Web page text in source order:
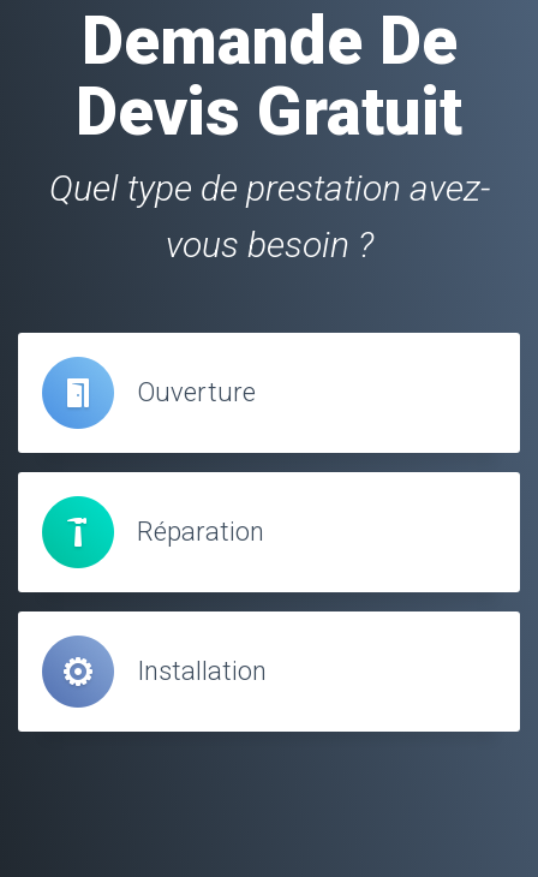
Demande De
Devis Gratuit
Quel type de prestation avez-
vous besoin ?
Ouverture
Réparation
Installation